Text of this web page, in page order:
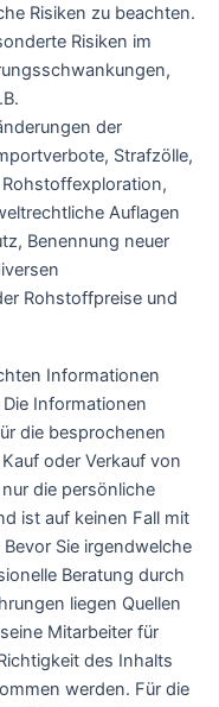
Risiken zu beachten.
Risiken im
der
Strafzölle,
Auflagen
Benennung neuer
Rohstoffpreise und
Informationen
Informationen
die besprochenen
oder Verkauf von
die persönliche
ist auf keinen Fall mit
Sie irgendwelche
Beratung durch
liegen Quellen
Mitarbeiter für
des Inhalts
werden. Für die